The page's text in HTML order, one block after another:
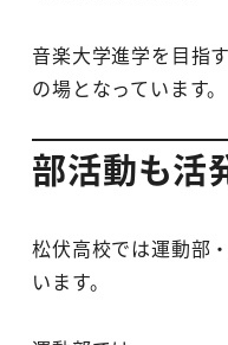
音楽大学進学を目指
の場となっています。
部活動も活
松伏高校では運動部
います。